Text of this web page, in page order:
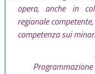
opera, anche in
regionale
competenza sui